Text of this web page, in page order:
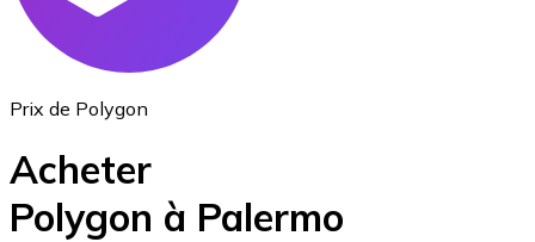
Prix de Polygon
Acheter
Polygon à Palermo